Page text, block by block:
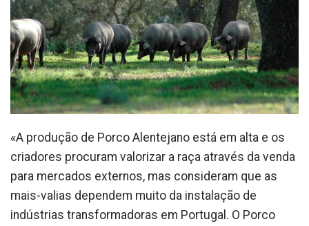
«A produção de Porco Alentejano está em alta e os
criadores procuram valorizar a raça através da venda
para mercados externos, mas consideram que as
mais-valias dependem muito da instalação de
indústrias transformadoras em Portugal. O Porco